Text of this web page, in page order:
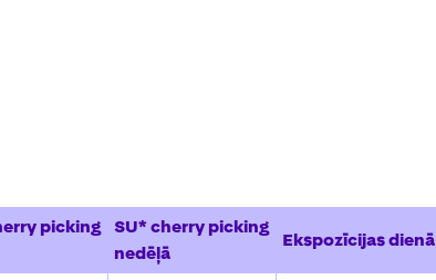
picking SU* cherry picking
nedēļā
Ekspozīcijas dienā